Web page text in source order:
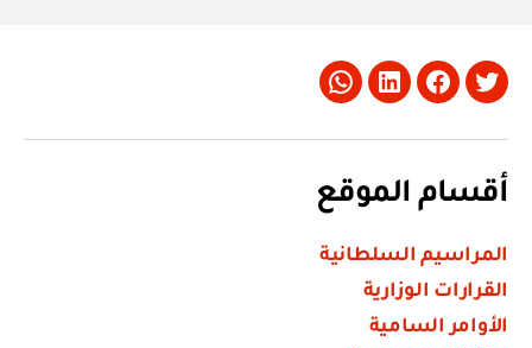
Twitter
Facebook
LinkedIn
Whatsapp
أقسام الموقع
المراسيم السلطانية
القرارات الوزارية
الأوامر السامية